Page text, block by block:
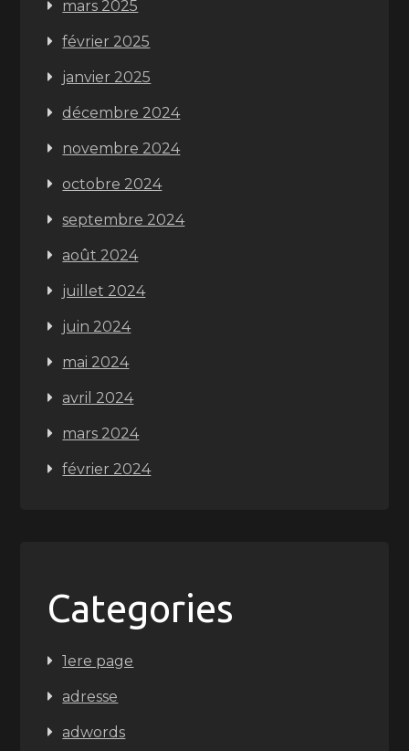
mars 2025
février 2025
janvier 2025
décembre 2024
novembre 2024
octobre 2024
septembre 2024
août 2024
juillet 2024
juin 2024
mai 2024
avril 2024
mars 2024
février 2024
Categories
1ere page
adresse
adwords